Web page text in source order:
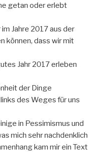
getan oder erlebt
Jahre 2017 aus der
können, dass wir mit
Jahr 2017 erleben
der Dinge
des Weges für uns
in Pessimismus und
mich sehr nachdenklich
kam mir ein Text